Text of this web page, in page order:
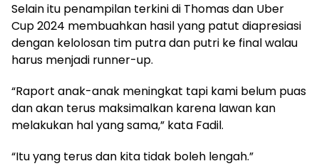
Selain itu penampilan terkini di Thomas dan Uber
Cup 2024 membuahkan hasil yang patut diapresiasi
dengan kelolosan tim putra dan putri ke final walau
harus menjadi runner-up.
“Raport anak-anak meningkat tapi kami belum puas
dan akan terus maksimalkan karena lawan kan
melakukan hal yang sama,” kata Fadil.
“Itu yang terus dan kita tidak boleh lengah.”